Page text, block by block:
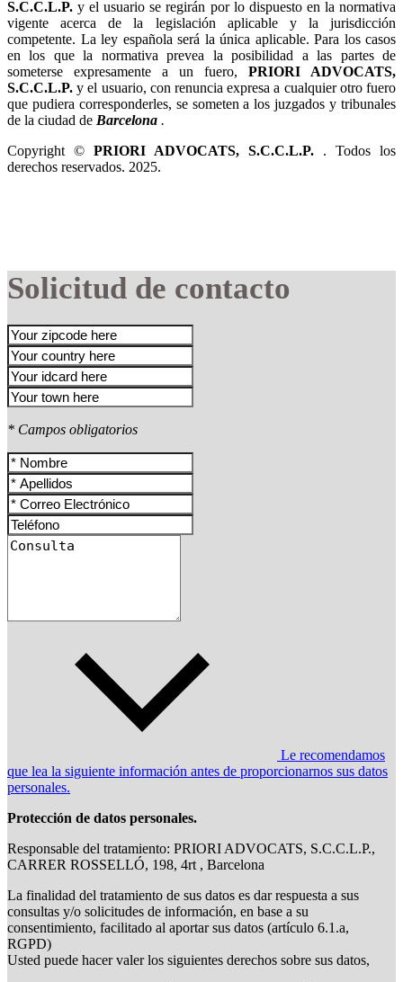
y el usuario se regirán por lo dispuesto en la normativa
vigente acerca de la legislación aplicable y la jurisdicción
competente. La ley española será la única aplicable. Para los casos
en los que la normativa prevea la posibilidad a las partes de
someterse expresamente a un fuero,
y el usuario, con renuncia expresa a cualquier otro fuero
que pudiera corresponderles, se someten a los juzgados y tribunales
de la ciudad de
.
Copyright ©
. Todos los
derechos reservados. 2025.
Solicitud de contacto
* Campos obligatorios
Le recomendamos
que lea la siguiente información antes de proporcionarnos sus datos
personales.
Protección de datos personales.
Responsable del tratamiento: PRIORI ADVOCATS, S.C.C.L.P.,
CARRER ROSSELLÓ, 198, 4rt , Barcelona
La finalidad del tratamiento de sus datos es dar respuesta a sus
consultas y/o solicitudes de información, en base a su
consentimiento, facilitado al aportar sus datos (artículo 6.1.a,
RGPD)
Usted puede hacer valer los siguientes derechos sobre sus datos,